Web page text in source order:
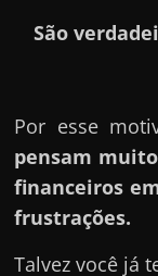
São
Por esse
pensam
financeiros
frustrações.
Talvez você já